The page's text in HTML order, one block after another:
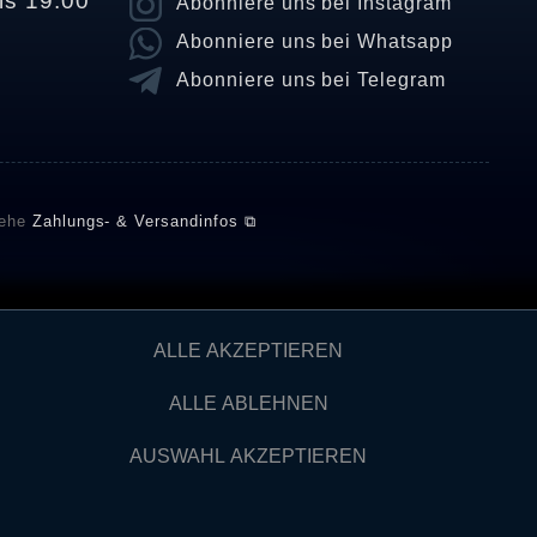
Abonniere uns bei Whatsapp
Abonniere uns bei Telegram
Zahlungs- & Versandinfos ⧉
setzt automatische und manuelle Maßnahmen ein, um
von Verbrauchern stammen, die die Ware oder
ALLE AKZEPTIEREN
ALLE ABLEHNEN
AUSWAHL AKZEPTIEREN